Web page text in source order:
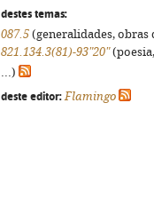
destes temas:
087.5 (generalidades,
821.134.3(81)-93"20"
...)
deste editor: Flamingo